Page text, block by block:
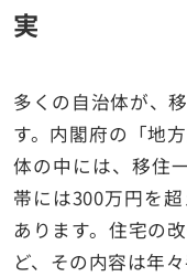
実
多くの自治体が、
す。内閣府の「地
体の中には、移住
帯には300万円を
あります。住宅の
ど、その内容は年